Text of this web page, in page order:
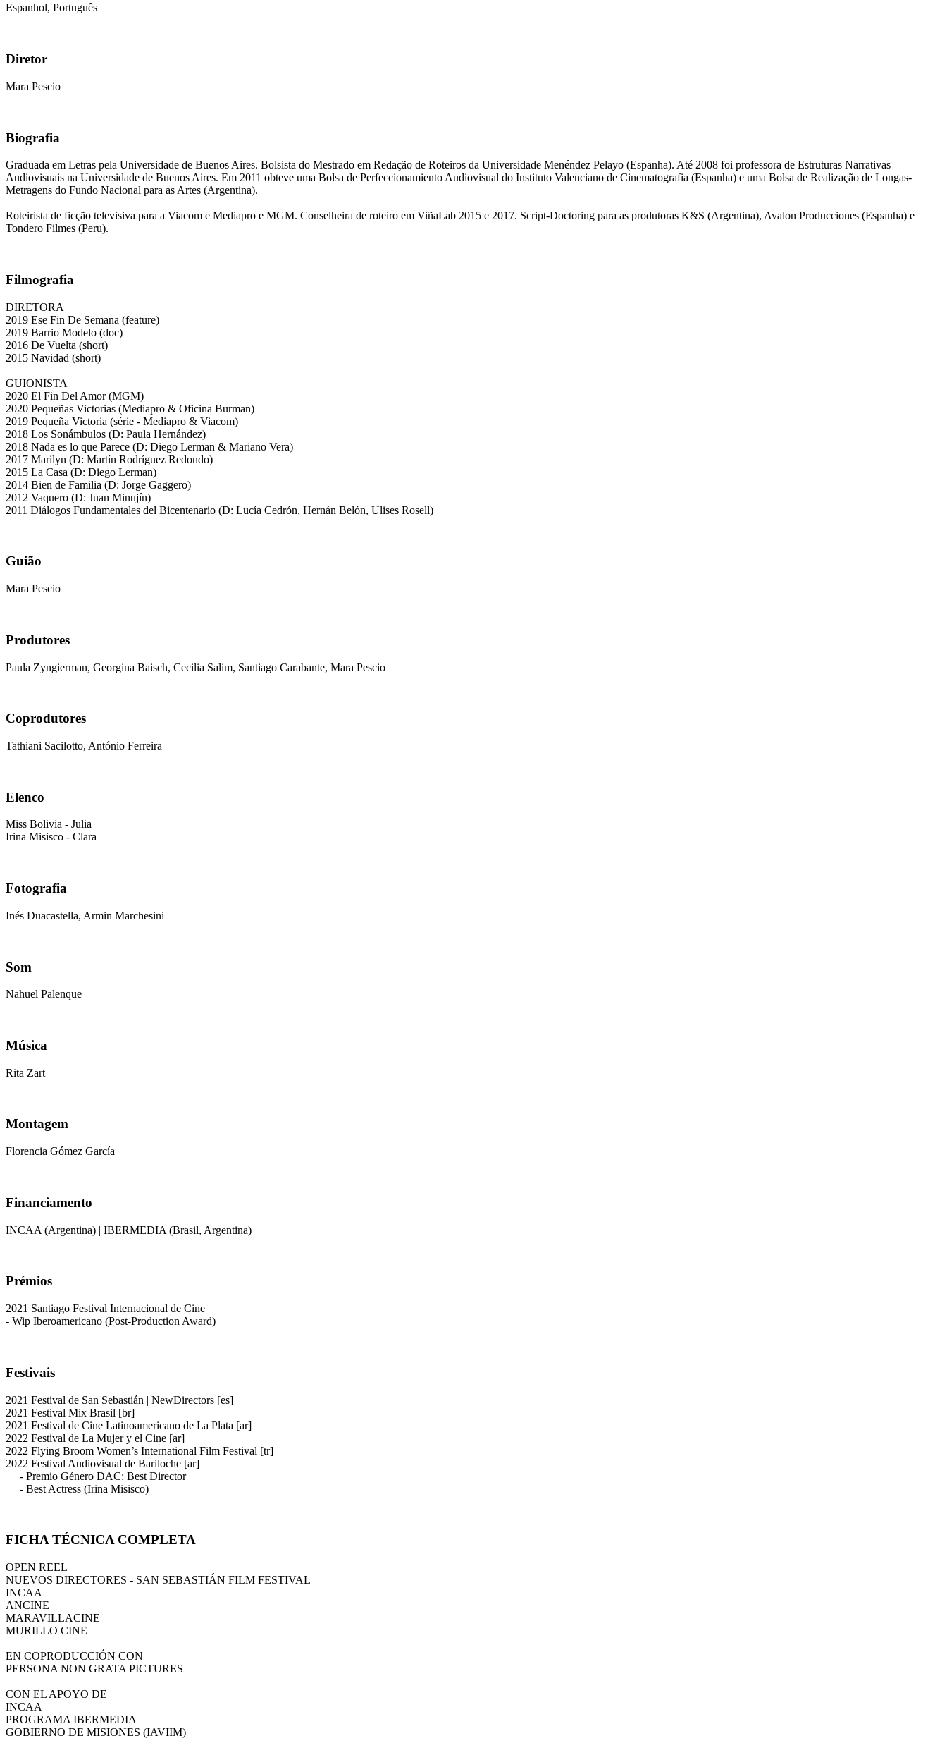
Espanhol, Português
Diretor
Mara Pescio
Biografia
Graduada em Letras pela Universidade de Buenos Aires. Bolsista do Mestrado em Redação de Roteiros da Universidade Menéndez Pelayo (Espanha). Até 2008 foi professora de Estruturas Narrativas
Audiovisuais na Universidade de Buenos Aires. Em 2011 obteve uma Bolsa de Perfeccionamiento Audiovisual do Instituto Valenciano de Cinematografia (Espanha) e uma Bolsa de Realização de Longas-
Metragens do Fundo Nacional para as Artes (Argentina).
Roteirista de ficção televisiva para a Viacom e Mediapro e MGM. Conselheira de roteiro em ViñaLab 2015 e 2017. Script-Doctoring para as produtoras K&S (Argentina), Avalon Producciones (Espanha) e
Tondero Filmes (Peru).
Filmografia
DIRETORA
2019 Ese Fin De Semana (feature)
2019 Barrio Modelo (doc)
2016 De Vuelta (short)
2015 Navidad (short)
GUIONISTA
2020 El Fin Del Amor (MGM)
2020 Pequeñas Victorias (Mediapro & Oficina Burman)
2019 Pequeña Victoria (série - Mediapro & Viacom)
2018 Los Sonámbulos (D: Paula Hernández)
2018 Nada es lo que Parece (D: Diego Lerman & Mariano Vera)
2017 Marilyn (D: Martín Rodríguez Redondo)
2015 La Casa (D: Diego Lerman)
2014 Bien de Familia (D: Jorge Gaggero)
2012 Vaquero (D: Juan Minujín)
2011 Diálogos Fundamentales del Bicentenario (D: Lucía Cedrón, Hernán Belón, Ulises Rosell)
Guião
Mara Pescio
Produtores
Paula Zyngierman, Georgina Baisch, Cecilia Salim, Santiago Carabante, Mara Pescio
Coprodutores
Tathiani Sacilotto, António Ferreira
Elenco
Miss Bolivia - Julia
Irina Misisco - Clara
Fotografia
Inés Duacastella, Armin Marchesini
Som
Nahuel Palenque
Música
Rita Zart
Montagem
Florencia Gómez García
Financiamento
INCAA (Argentina) | IBERMEDIA (Brasil, Argentina)
Prémios
2021 Santiago Festival Internacional de Cine
- Wip Iberoamericano (Post-Production Award)
Festivais
2021 Festival de San Sebastián | NewDirectors [es]
2021 Festival Mix Brasil [br]
2021 Festival de Cine Latinoamericano de La Plata [ar]
2022 Festival de La Mujer y el Cine [ar]
2022 Flying Broom Women’s International Film Festival [tr]
2022 Festival Audiovisual de Bariloche [ar]
- Premio Género DAC: Best Director
- Best Actress (Irina Misisco)
FICHA TÉCNICA COMPLETA
OPEN REEL
NUEVOS DIRECTORES - SAN SEBASTIÁN FILM FESTIVAL
INCAA
ANCINE
MARAVILLACINE
MURILLO CINE
EN COPRODUCCIÓN CON
PERSONA NON GRATA PICTURES
CON EL APOYO DE
INCAA
PROGRAMA IBERMEDIA
GOBIERNO DE MISIONES (IAVIIM)